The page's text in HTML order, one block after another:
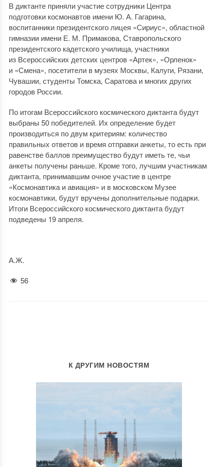
В диктанте приняли участие сотрудники Центра
подготовки космонавтов имени Ю. А. Гагарина,
воспитанники президентского лицея «Сириус», областной
гимназии имени Е. М. Примакова, Ставропольского
президентского кадетского училища, участники
из Всероссийских детских центров «Артек», «Орленок»
и «Смена», посетители в музеях Москвы, Калуги, Рязани,
Чувашии, студенты Томска, Саратова и многих других
городов России.
По итогам Всероссийского космического диктанта будут
выбраны 50 победителей. Их определение будет
производиться по двум критериям: количество
правильных ответов и время отправки анкеты, то есть при
равенстве баллов преимущество будут иметь те, чьи
анкеты получены раньше. Кроме того, лучшим участникам
диктанта, принимавшим очное участие в центре
«Космонавтика и авиация» и в московском Музее
космонавтики, будут вручены дополнительные подарки.
Итоги Всероссийского космического диктанта будут
подведены 19 апреля.
А.Ж.
56
К ДРУГИМ НОВОСТЯМ